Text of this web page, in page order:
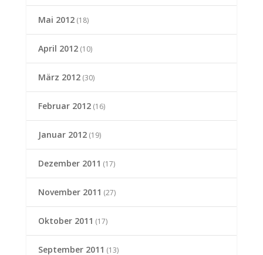
Mai 2012(18)
April 2012(10)
März 2012(30)
Februar 2012(16)
Januar 2012(19)
Dezember 2011 (17)
November 2011 (27)
Oktober 2011 (17)
September 2011 (13)